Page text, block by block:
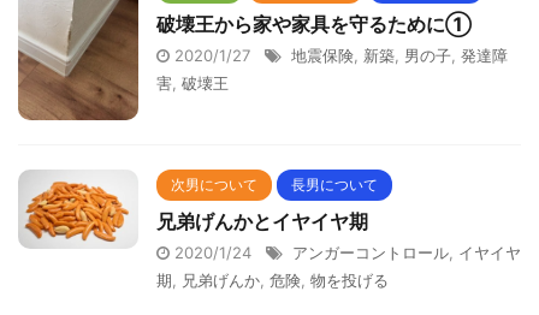
破壊王から家や家具を守るために①
2020/1/27 地震保険 新築 男の子 発達障
害 破壊王
次男について 長男について
兄弟げんかとイヤイヤ期
2020/1/24 アンガーコントロール イヤイヤ
期
兄弟げんか 危険 物を投げる